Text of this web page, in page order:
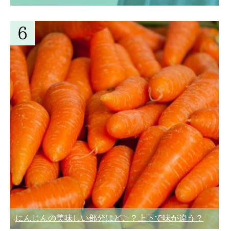
にんじんの美味しい部分はどこ？上下で味が違う？